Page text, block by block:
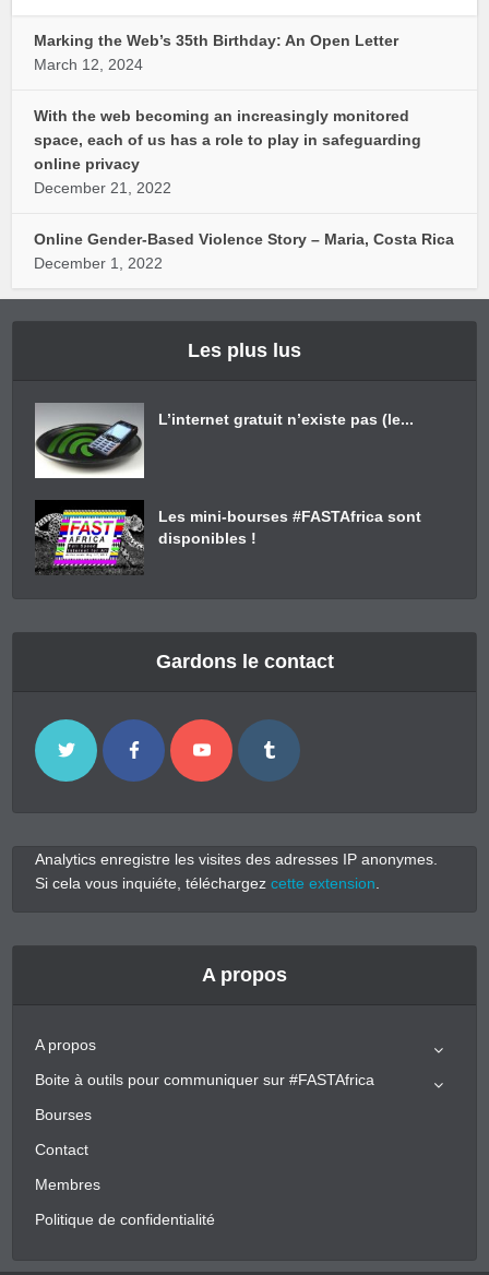
Marking the Web’s 35th Birthday: An Open Letter
March 12, 2024
With the web becoming an increasingly monitored
space, each of us has a role to play in safeguarding
online privacy
December 21, 2022
Online Gender-Based Violence Story – Maria, Costa Rica
December 1, 2022
Les plus lus
L’internet gratuit n’existe pas (le...
Les mini-bourses #FASTAfrica sont
disponibles !
Gardons le contact
Analytics enregistre les visites des adresses IP anonymes.
Si cela vous inquiéte, téléchargezcette extension
A propos
A propos
Boite à outils pour communiquer sur #FASTAfrica
Bourses
Contact
Membres
Politique de confidentialité